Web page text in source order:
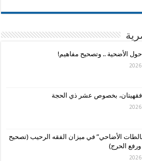
الأضحية .. وتصحيح مفاهيم!
فقهيتان، بخصوص عشر ذي الحجة
الأضاحي” في ميزان الفقه الرحيب (تصحيح
ورفع الحرج)